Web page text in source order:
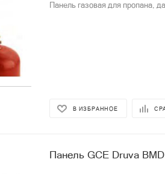
Панель газовая для пропана,
В ИЗБРАННОЕ
Панель GCE Druva